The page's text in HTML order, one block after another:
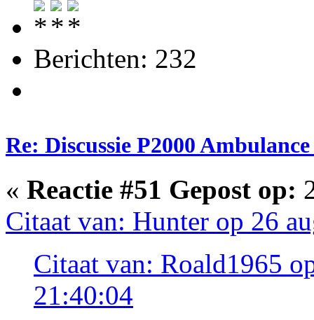
Berichten: 232
Re: Discussie P2000
« Reactie #51 Gepost op:
Citaat van: Hunter op 26
Citaat van: Roald1965
21:40:04